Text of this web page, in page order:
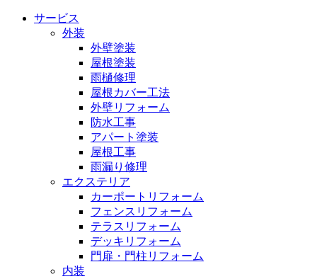
サービス
外装
外壁塗装
屋根塗装
雨樋修理
屋根カバー工法
外壁リフォーム
防水工事
アパート塗装
屋根工事
雨漏り修理
エクステリア
カーポートリフォーム
フェンスリフォーム
テラスリフォーム
デッキリフォーム
門扉・門柱リフォーム
内装